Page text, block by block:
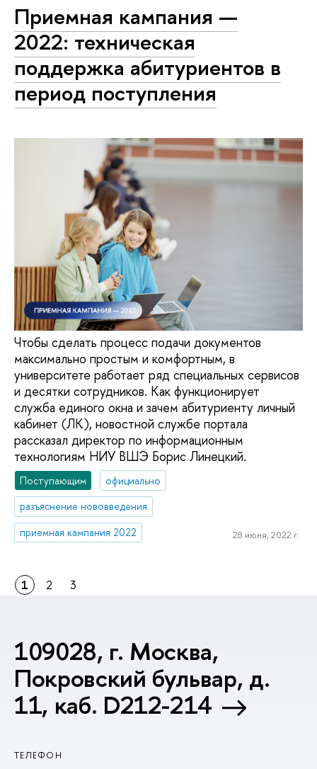
Приемная кампания —
2022: техническая
поддержка абитуриентов в
период поступления
Чтобы сделать процесс подачи документов
максимально простым и комфортным, в
университете работает ряд специальных сервисов
и десятки сотрудников. Как функционирует
служба единого окна и зачем абитуриенту личный
кабинет (ЛК), новостной службе портала
рассказал директор по информационным
технологиям НИУ ВШЭ Борис Линецкий.
Поступающим
официально
разъяснение нововведения
приемная кампания 2022
28 июня, 2022 г.
1 2 3
109028, г. Москва,
Покровский бульвар, д.
11, каб. D212-214
ТЕЛЕФОН